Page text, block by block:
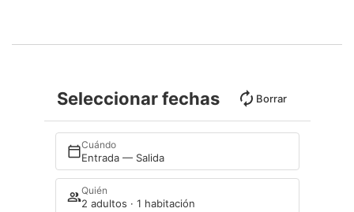
Seleccionar fechas Borrar
Cuándo
Entrada — Salida
Quién
2 adultos · 1 habitación